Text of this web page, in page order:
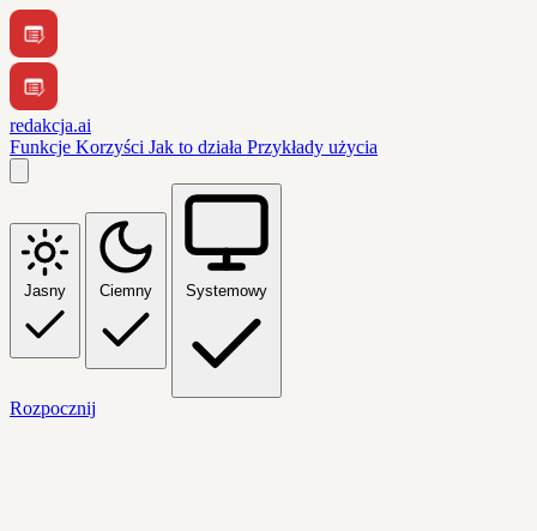
redakcja.ai
Funkcje Korzyści Jak to działa Przykłady użycia
Jasny Ciemny Systemowy
Rozpocznij